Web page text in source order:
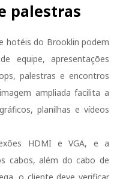
palestras
hotéis do Brooklin podem
equipe, apresentações
palestras e encontros
ampliada facilita a
planilhas e vídeos
HDMI e VGA, e a
cabos, além do cabo de
o cliente deve verificar